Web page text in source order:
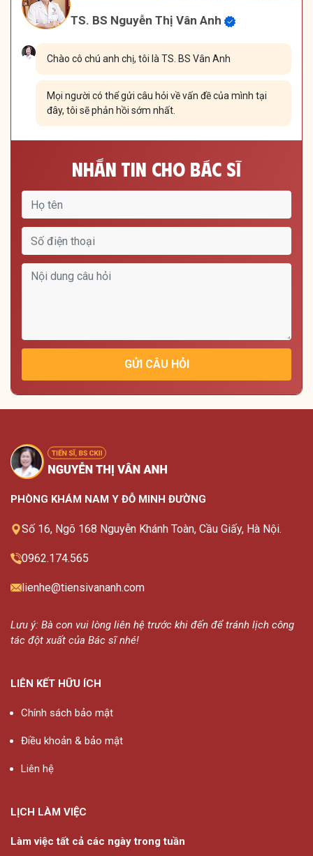
TS. BS Nguyễn Thị Vân Anh
Chào cô chú anh chị, tôi là TS. BS Vân Anh
Mọi người có thể gửi câu hỏi về vấn đề của mình tại
đây, tôi sẽ phản hồi sớm nhất.
Nhắn Tin Cho Bác Sĩ
GỬI CÂU HỎI
PHÒNG KHÁM NAM Y ĐỖ MINH ĐƯỜNG
Số 16, Ngõ 168 Nguyễn Khánh Toàn, Cầu Giấy, Hà Nội.
0962.174.565
lienhe@tiensivananh.com
Lưu ý: Bà con vui lòng liên hệ trước khi đến để tránh lịch công
tác đột xuất của Bác sĩ nhé!
LIÊN KẾT HỮU ÍCH
Chính sách bảo mật
Điều khoản & bảo mật
Liên hệ
LỊCH LÀM VIỆC
Làm việc tất cả các ngày trong tuần